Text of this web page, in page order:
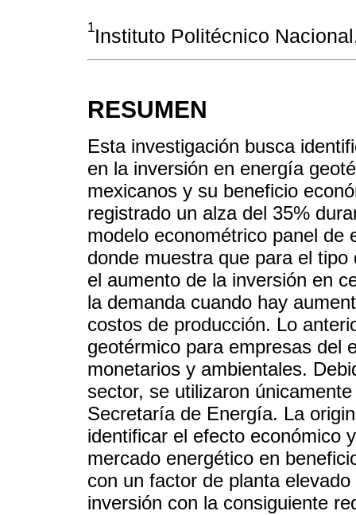
1Instituto Politécnico
RESUMEN
Esta investigación busca
en la inversión en energía
mexicanos y su beneficio
registrado un alza del 35%
modelo econométrico panel de
donde muestra que para el
el aumento de la inversión en
la demanda cuando hay
costos de producción. Lo
geotérmico para empresas del
monetarios y ambientales.
sector, se utilizaron
Secretaría de Energía. La
identificar el efecto económico
mercado energético en
con un factor de planta
inversión con la consiguiente